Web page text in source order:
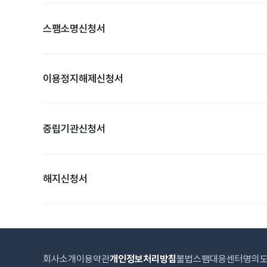
스팸소명신청서
이용정지해제신청서
중립기관신청서
해지신청서
회사소개 이용약관개인정보처리방침불법스팸대응센터 명의